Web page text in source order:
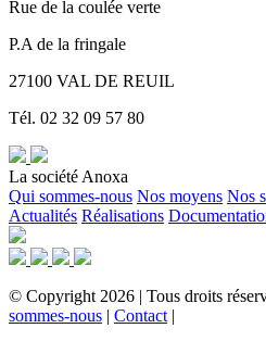
Rue de la coulée verte
P.A de la fringale
27100 VAL DE REUIL
Tél. 02 32 09 57 80
La société Anoxa
Qui sommes-nous Nos moyens Nos
Actualités Réalisations
© Copyright 2026 | Tous droits
sommes-nous | Contact |